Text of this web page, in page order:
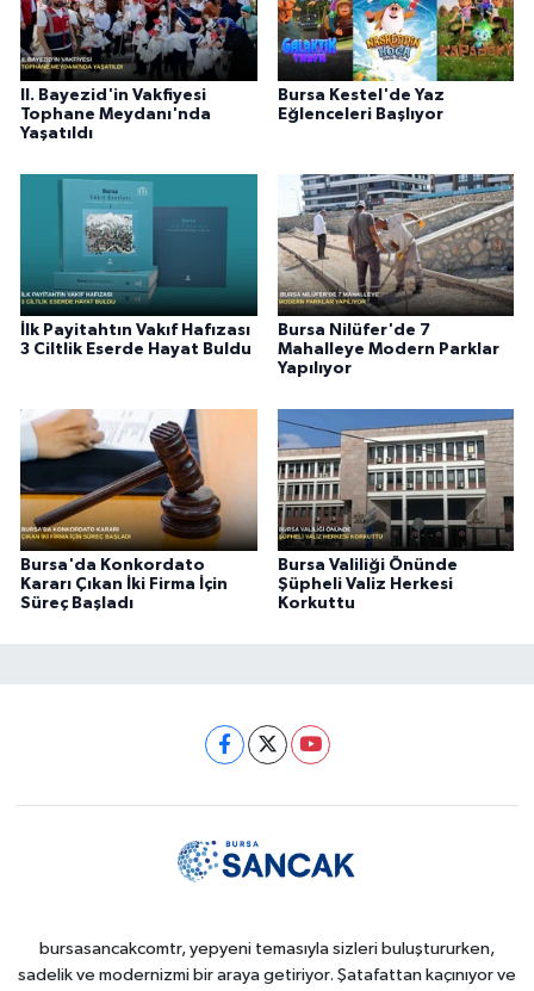
II. Bayezid'in Vakfiyesi
Tophane Meydanı'nda
Yaşatıldı
Bursa Kestel'de Yaz
Eğlenceleri Başlıyor
İlk Payitahtın Vakıf Hafızası
3 Ciltlik Eserde Hayat Buldu
Bursa Nilüfer'de 7
Mahalleye Modern Parklar
Yapılıyor
Bursa'da Konkordato
Kararı Çıkan İki Firma İçin
Süreç Başladı
Bursa Valiliği Önünde
Şüpheli Valiz Herkesi
Korkuttu
bursasancakcomtr, yepyeni temasıyla sizleri buluştururken,
sadelik ve modernizmi bir araya getiriyor. Şatafattan kaçınıyor ve